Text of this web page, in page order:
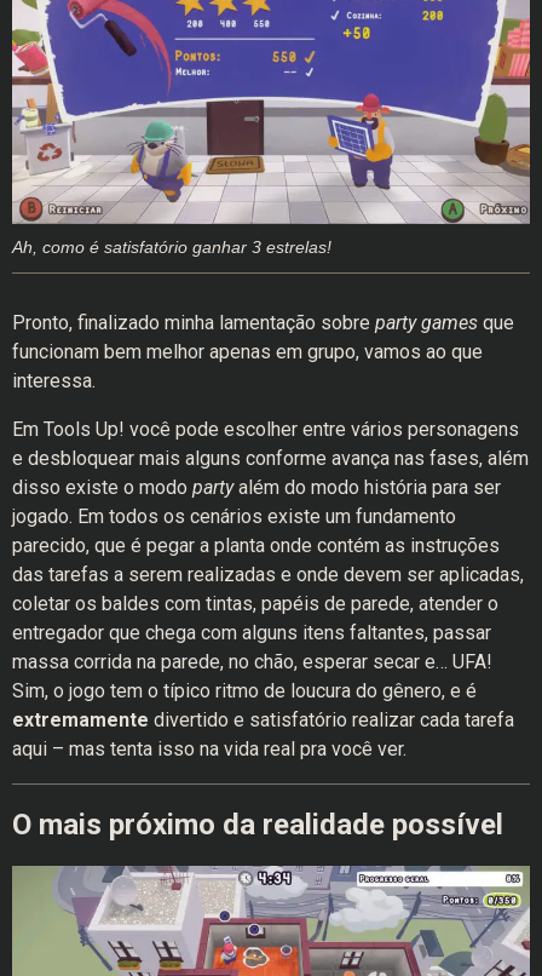
Ah, como é satisfatório ganhar 3 estrelas!
Pronto, finalizado minha lamentação sobre party games que
funcionam bem melhor apenas em grupo, vamos ao que
interessa.
Em Tools Up! você pode escolher entre vários personagens
e desbloquear mais alguns conforme avança nas fases, além
disso existe o modo partyalém do modo história para ser
jogado. Em todos os cenários existe um fundamento
parecido, que é pegar a planta onde contém as instruções
das tarefas a serem realizadas e onde devem ser aplicadas,
coletar os baldes com tintas, papéis de parede, atender o
entregador que chega com alguns itens faltantes, passar
massa corrida na parede, no chão, esperar secar e… UFA!
Sim, o jogo tem o típico ritmo de loucura do gênero, e é
extremamente divertido e satisfatório realizar cada tarefa
aqui – mas tenta isso na vida real pra você ver.
O mais próximo da realidade possível